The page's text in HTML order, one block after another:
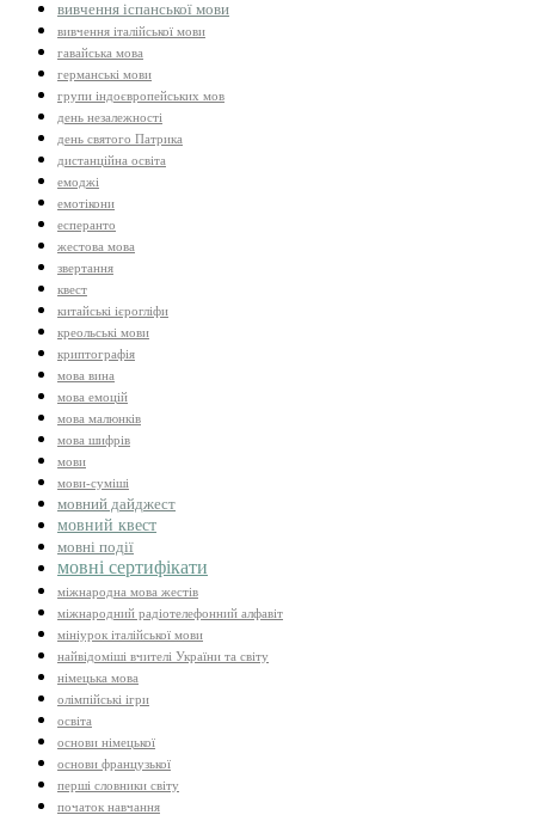
вивчення іспанської мови
вивчення італійської мови
гавайська мова
германські мови
групи індоєвропейських мов
день незалежності
день святого Патрика
дистанційна освіта
емоджі
емотікони
есперанто
жестова мова
звертання
квест
китайські ієрогліфи
креольські мови
криптографія
мова вина
мова емоцій
мова малюнків
мова шифрів
мови
мови-суміші
мовний дайджест
мовний квест
мовні події
мовні сертифікати
міжнародна мова жестів
міжнародний радіотелефонний алфавіт
мініурок італійської мови
найвідоміші вчителі України та світу
німецька мова
олімпійські ігри
освіта
основи німецької
основи французької
перші словники світу
початок навчання